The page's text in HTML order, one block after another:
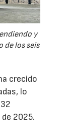
y
de los seis
crecido
lo
2025.